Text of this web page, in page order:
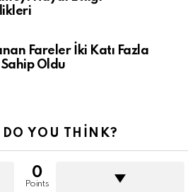
Fareler İki Katı Fazla
Oldu
YOU THINK?
0
Points